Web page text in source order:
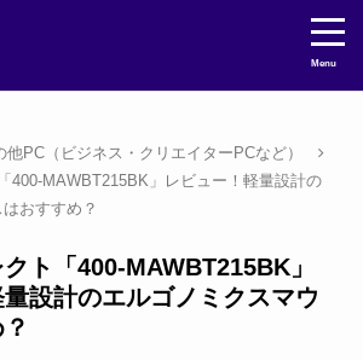
Menu
他PC（ビジネス・クリエイターPCなど）
400-MAWBT215BK」レビュー！軽量設計の
おすすめ？
ト「400-MAWBT215BK」
設計のエルゴノミクスマウ